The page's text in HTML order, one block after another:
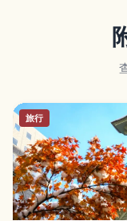
旅行